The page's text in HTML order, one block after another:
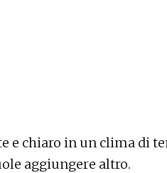
e chiaro in un clima di
aggiungere altro.